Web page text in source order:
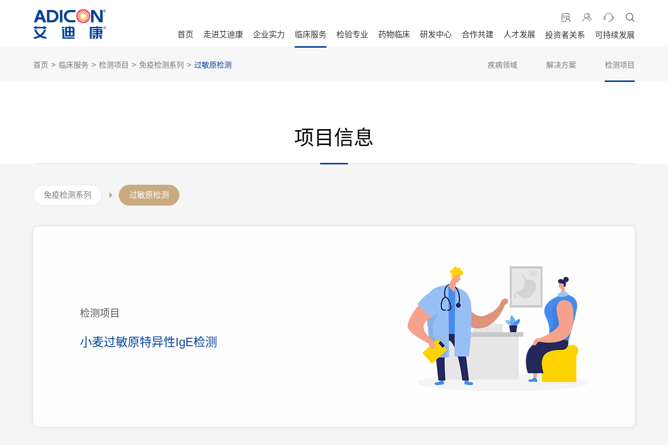
首页 走进艾迪康 企业实力 临床服务 检验专业 药物临床 研发中心 合作共建 人才发展 投资者关系 可持续发展
首页 > 临床服务 > 检测项目 > 免疫检测系列 > 过敏原检测 疾病领域 解决方案 检测项目
项目信息
免疫检测系列 过敏原检测
检测项目
小麦过敏原特异性IgE检测